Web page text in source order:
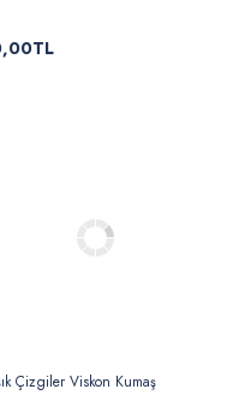
Çizgiler Viskon Kumaş